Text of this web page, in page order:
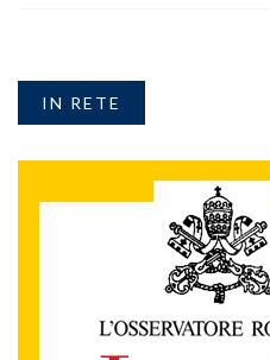
IN RETE